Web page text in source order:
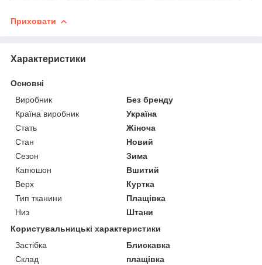
Приховати
Характеристики
Основні
Виробник
Без бренду
Країна виробник
Україна
Стать
Жіноча
Стан
Новий
Сезон
Зима
Капюшон
Вшитий
Верх
Куртка
Тип тканини
Плащівка
Низ
Штани
Користувальницькі характеристики
Застібка
Блискавка
Склад
плащівка